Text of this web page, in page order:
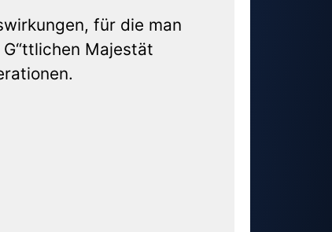
für die man
Majestät